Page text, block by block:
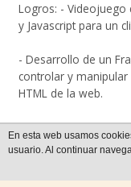
Logros: - Videojuego
y Javascript para un
- Desarrollo de un
controlar y
HTML de la web.
Otros datos
Idiomas:
En esta web usamos
usuario. Al continuar